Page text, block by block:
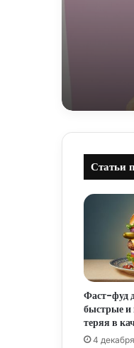
Статьи
Фаст-фуд
быстрые и
теряя в
4